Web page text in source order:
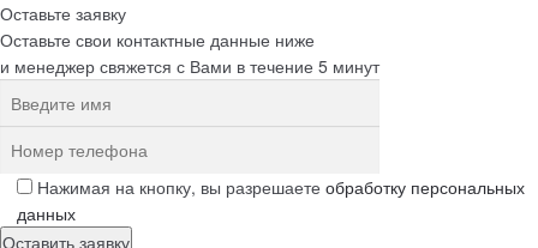
Оставьте заявку
Оставьте свои контактные данные ниже
и менеджер свяжется с Вами в течение 5 минут
Нажимая на кнопку, вы разрешаете обработку персональных
данных